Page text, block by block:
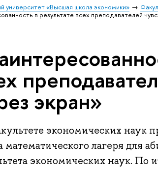
университет «Высшая школа экономики»
в результате всех преподавателей
экран»
экономических наук
математического лагеря для
экономических наук. По